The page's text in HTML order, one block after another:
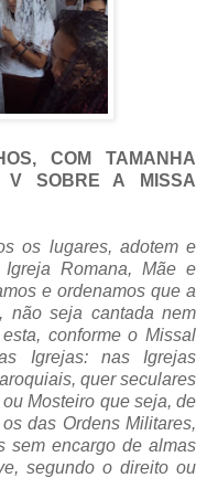
COM TAMANHA
V SOBRE A
MISSA
os lugares, adotem e
Romana, Mãe e
e ordenamos que a
, não seja cantada nem
conforme o Missal
Igrejas: nas Igrejas
quer seculares
Mosteiro que seja, de
das Ordens Militares,
sem encargo de almas
segundo o direito ou